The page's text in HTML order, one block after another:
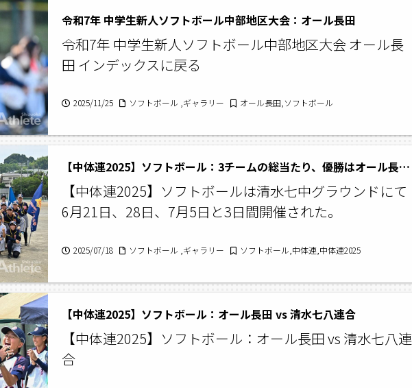
令和7年 中学生新人ソフトボール中部地区大会：オール長田
令和7年 中学生新人ソフトボール中部地区大会 オール長
田 インデックスに戻る
2025/11/25 ソフトボール ,ギャラリー オール長田,ソフトボール
【中体連2025】ソフトボール：3チームの総当たり、優勝はオール長田。
【中体連2025】ソフトボールは清水七中グラウンドにて
6月21日、28日、7月5日と3日間開催された。
2025/07/18 ソフトボール ,ギャラリー ソフトボール,中体連,中体連2025
【中体連2025】ソフトボール：オール長田 vs 清水七八連合
【中体連2025】ソフトボール：オール長田 vs 清水七八連
合